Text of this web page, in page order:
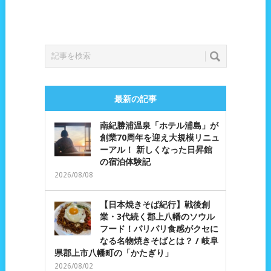
最新の記事
南紀勝浦温泉「ホテル浦島」が
創業70周年を迎え大規模リニュ
ーアル！ 新しくなった日昇館
の宿泊体験記
2026/08/08
【日本焼きそば紀行】戦後創
業・3代続く郡上八幡のソウル
フード！パリパリ食感がクセに
なる名物焼きそばとは？ / 岐阜
県郡上市八幡町の「かたぎり」
2026/08/02